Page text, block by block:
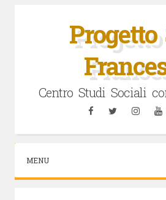
Progetto
Centro Studi Sociali
FacebookTwitter
MENU